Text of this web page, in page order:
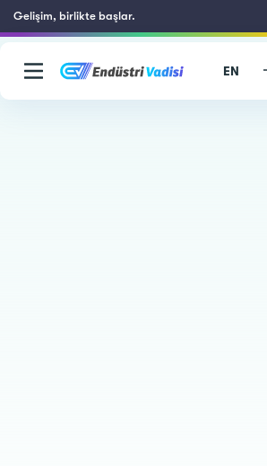
Gelişim, birlikte başlar.
EN